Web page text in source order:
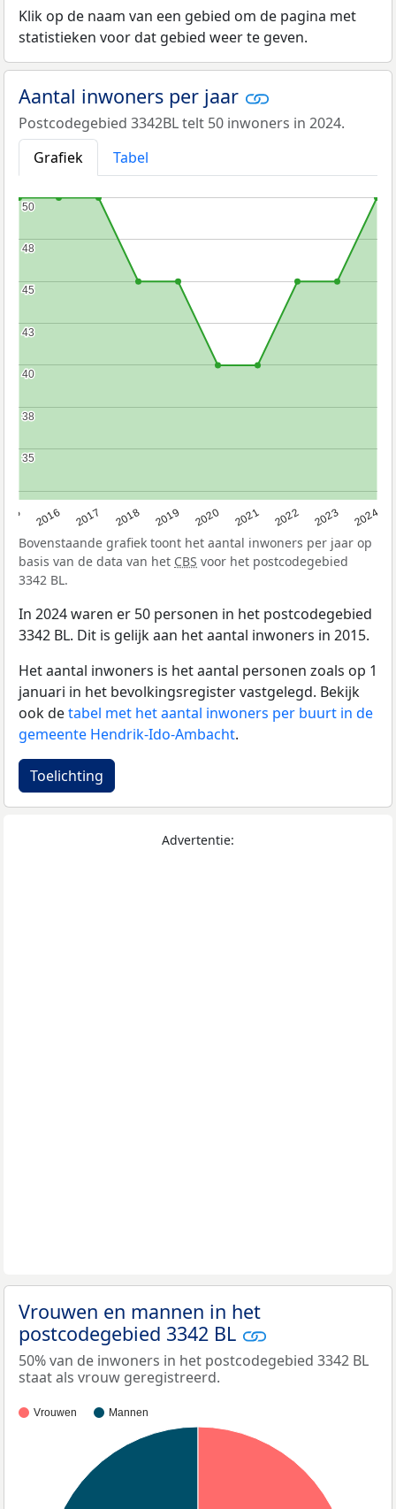
Klik op de naam van een gebied om de pagina met
statistieken voor dat gebied weer te geven.
Aantal inwoners per jaar
Postcodegebied 3342BL telt 50 inwoners in 2024.
Grafiek
Tabel
2016 2017 2018 2019 2020 2021 2022 2023 2024
35
35
38
38
40
40
43
43
45
45
48
48
50
50
Bovenstaande grafiek toont het aantal inwoners per jaar op
basis van de data van het CBS voor het postcodegebied
3342 BL.
In 2024 waren er 50 personen in het postcodegebied
3342 BL. Dit is gelijk aan het aantal inwoners in 2015.
Het aantal inwoners is het aantal personen zoals op 1
januari in het bevolkingsregister vastgelegd. Bekijk
ook detabel met het aantal inwoners per buurt in de
gemeente Hendrik-Ido-Ambacht.
Toelichting
Advertentie:
Vrouwen en mannen in het
postcodegebied 3342 BL
50% van de inwoners in het postcodegebied 3342 BL
staat als vrouw geregistreerd.
Vrouwen Mannen